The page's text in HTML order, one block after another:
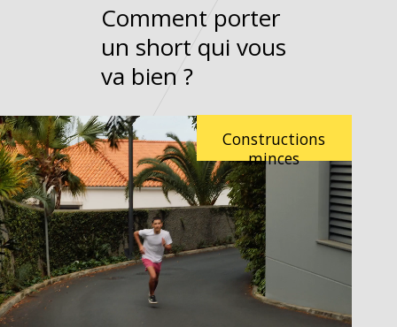
Comment porter
un short qui vous
va bien ?
Constructions
minces